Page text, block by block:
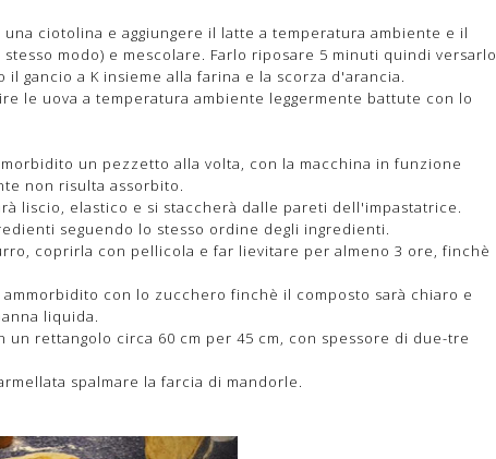
ciotolina e aggiungere il latte a temperatura ambiente e il
modo) e mescolare. Farlo riposare 5 minuti quindi versarlo
gancio a K insieme alla farina e la scorza d'arancia.
le uova a temperatura ambiente leggermente battute con lo
un pezzetto alla volta, con la macchina in funzione
non risulta assorbito.
liscio, elastico e si staccherà dalle pareti dell'impastatrice.
seguendo lo stesso ordine degli ingredienti.
coprirla con pellicola e far lievitare per almeno 3 ore, finchè
con lo zucchero finchè il composto sarà chiaro e
liquida.
rettangolo circa 60 cm per 45 cm, con spessore di due-tre
spalmare la farcia di mandorle.